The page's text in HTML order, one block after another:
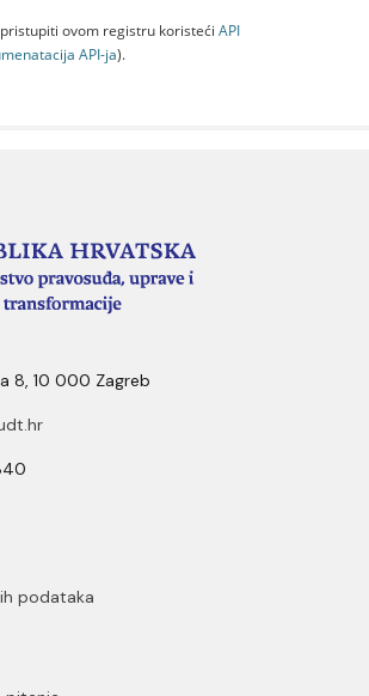
ovom registru koristeći API
API-jа).